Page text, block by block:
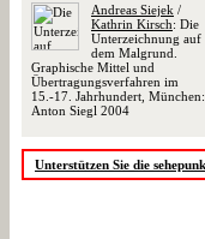
Andreas Siejek /
Kathrin Kirsch: Die
Unterzeichnung auf
dem Malgrund.
Graphische Mittel und
Übertragungsverfahren im
15.-17. Jahrhundert, München:
Anton Siegl 2004
Unterstützen Sie die